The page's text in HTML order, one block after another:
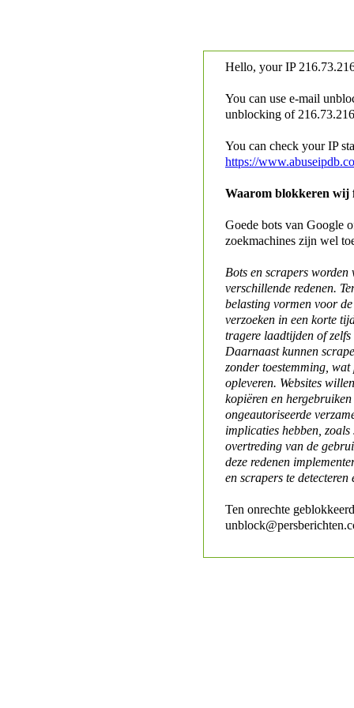
Hello, your IP
You can use e-mail
unblocking of
You can check your IP
https://
Waarom blokkeren wij
Goede bots van Google
zoekmachines zijn wel
Bots en scrapers worden
verschillende redenen.
belasting vormen voor
verzoeken in een korte
tragere laadtijden of
Daarnaast kunnen
zonder toestemming,
opleveren. Websites
kopiëren en
ongeautoriseerde
implicaties hebben,
overtreding van de
deze redenen
en scrapers te detecteren
Ten onrechte